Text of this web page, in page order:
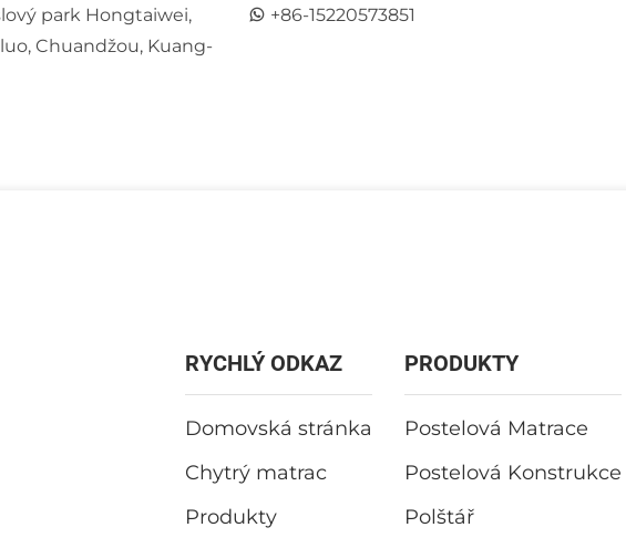
park Hongtaiwei,
Chuandžou, Kuang-
+86-15220573851
RYCHLÝ ODKAZ
Domovská stránka
Chytrý matrac
Produkty
PRODUKTY
Postelová Matrace
Postelová Konstrukce
Polštář